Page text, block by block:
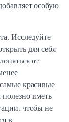
особую
Исследуйте
для себя
от
красивые
иметь
чтобы не
в